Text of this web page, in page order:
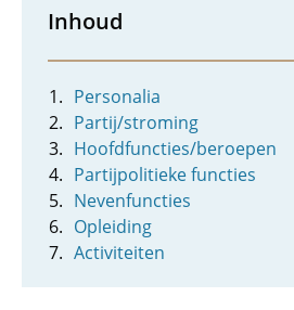
Inhoud
Personalia
Partij/stroming
Hoofdfuncties/beroepen
Partijpolitieke functies
Nevenfuncties
Opleiding
Activiteiten